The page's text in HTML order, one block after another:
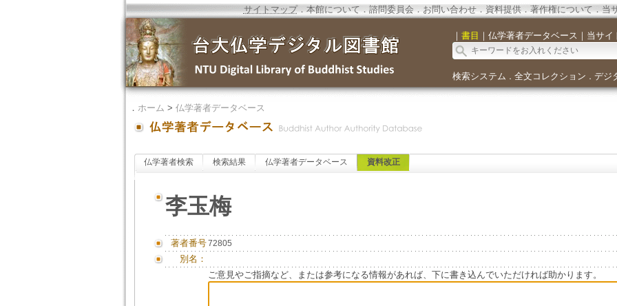
サイトマップ．本館について．諮問委員会． お問い合わせ． 資料提供．著作権について．当
｜ 書目 ｜ 仏学著者データベース ｜ 当サイ
検索システム ． 全文コレクション ． デジ
． ホーム > 仏学著者データベース
仏学著者検索 検索結果 仏学著者データベース 資料改正
李玉梅
著者番号72805
別名：
ご意見やご指摘など、または参考になる情報があれば、下に書き込んでいただければ助かります。